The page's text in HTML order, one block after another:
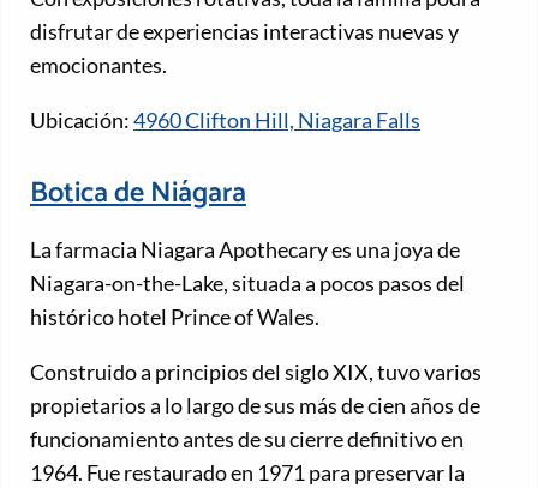
disfrutar de experiencias interactivas nuevas y
emocionantes.
Ubicación:4960 Clifton Hill, Niagara Falls
Botica de Niágara
La farmacia Niagara Apothecary es una joya de
Niagara-on-the-Lake, situada a pocos pasos del
histórico hotel Prince of Wales.
Construido a principios del siglo XIX, tuvo varios
propietarios a lo largo de sus más de cien años de
funcionamiento antes de su cierre definitivo en
1964. Fue restaurado en 1971 para preservar la